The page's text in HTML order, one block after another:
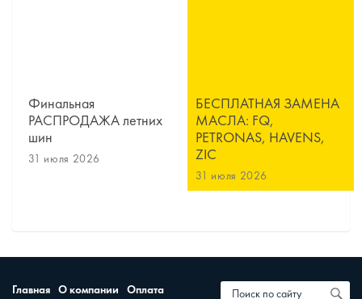
Финальная
РАСПРОДАЖА летних
шин
31 июля 2026
БЕСПЛАТНАЯ ЗАМЕНА
МАСЛА: FQ,
PETRONAS, HAVENS,
ZIC
31 июля 2026
Главная О компании
Оплата